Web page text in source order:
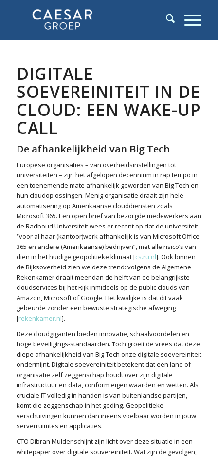
DIGITALE
SOEVEREINITEIT IN DE
CLOUD: EEN WAKE-UP
CALL
De afhankelijkheid van Big Tech
Europese organisaties – van overheidsinstellingen tot
universiteiten – zijn het afgelopen decennium in rap tempo in
een toenemende mate afhankelijk geworden van Big Tech en
hun cloudoplossingen. Menig organisatie draait zijn hele
automatisering op Amerikaanse clouddiensten zoals
Microsoft 365. Een open brief van bezorgde medewerkers aan
de Radboud Universiteit wees er recent op dat de universiteit
“voor al haar (kantoor)werk afhankelijk is van Microsoft Office
365 en andere (Amerikaanse) bedrijven”, met alle risico’s van
dien in het huidige geopolitieke klimaat [cs.ru.nl]. Ook binnen
de Rijksoverheid zien we deze trend: volgens de Algemene
Rekenkamer draait meer dan de helft van de belangrijkste
cloudservices bij het Rijk inmiddels op de public clouds van
Amazon, Microsoft of Google. Het kwalijke is dat dit vaak
gebeurde zonder een bewuste strategische afweging
[rekenkamer.nl].
Deze cloudgiganten bieden innovatie, schaalvoordelen en
hoge beveiligings-standaarden. Toch groeit de vrees dat deze
diepe afhankelijkheid van Big Tech onze digitale soevereiniteit
ondermijnt. Digitale soevereiniteit betekent dat een land of
organisatie zelf zeggenschap houdt over zijn digitale
infrastructuur en data, conform eigen waarden en wetten. Als
cruciale IT volledig in handen is van buitenlandse partijen,
komt die zeggenschap in het geding. Geopolitieke
verschuivingen kunnen dan ineens voelbaar worden in jouw
serverruimtes en applicaties.
CTO Dibran Mulder schijnt zijn licht over deze situatie in een
whitepaper over digitale souvereiniteit. Wat zijn de gevolgen,